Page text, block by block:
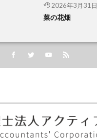
2026年3月31日
菜の花畑